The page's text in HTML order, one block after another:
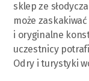
sklep ze
może
i oryginalne
uczestnicy
Odry i turystyki